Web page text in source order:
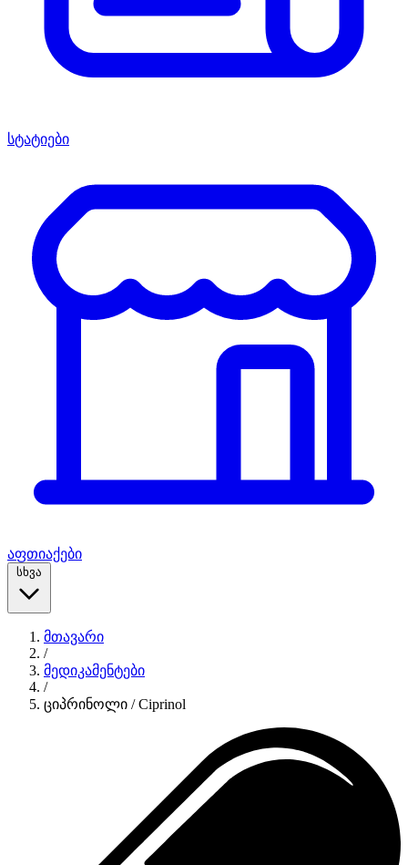
სტატიები
აფთიაქები
სხვა
მთავარი
/
მედიკამენტები
/
ციპრინოლი / Ciprinol